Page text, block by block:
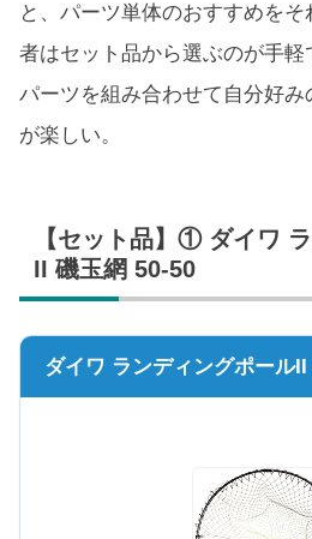
と、パーツ単体のおすすめを
者はセット品から選ぶのが手
パーツを組み合わせて自分好
が楽しい。
【セット品】① ダイワ
II 磯玉網 50-50
ダイワ ランディングポール